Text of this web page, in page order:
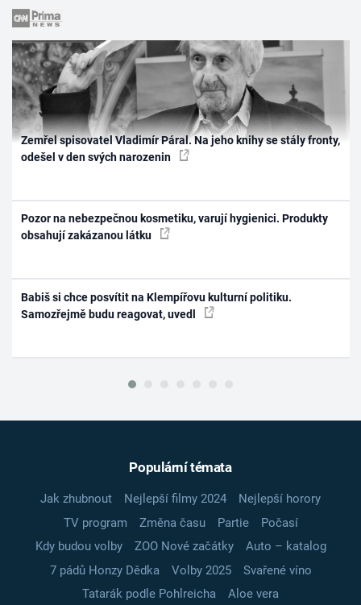
Zemřel spisovatel Vladimír Páral. Na jeho knihy se stály fronty,
odešel v den svých narozenin
Pozor na nebezpečnou kosmetiku, varují hygienici. Produkty
obsahují zakázanou látku
Babiš si chce posvítit na Klempířovu kulturní politiku.
Samozřejmě budu reagovat, uvedl
Populární témata
Jak zhubnout Nejlepší filmy 2024
Nejlepší horory
TV program
Změna času Partie
Počasí
Kdy budou volby
ZOO Nové začátky
Auto – katalog
7 pádů Honzy Dědka
Volby 2025
Svařené víno
Tatarák podle Pohlreicha
Aloe vera